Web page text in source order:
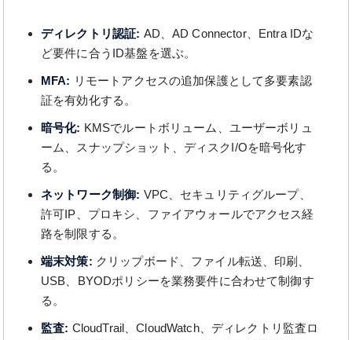
ディレクトリ認証: AD、AD Connector、Entra IDな
ど要件に合うID基盤を選ぶ。
MFA: リモートアクセスの追加保護として多要素認
証を有効化する。
暗号化: KMSでルートボリューム、ユーザーボリュ
ーム、スナップショット、ディスクI/Oを暗号化す
る。
ネットワーク制御: VPC、セキュリティグループ、
許可IP、プロキシ、ファイアウォールでアクセス経
路を制限する。
端末対策: クリップボード、ファイル転送、印刷、
USB、BYODポリシーを業務要件に合わせて制御す
る。
監査: CloudTrail、CloudWatch、ディレクトリ監査ロ